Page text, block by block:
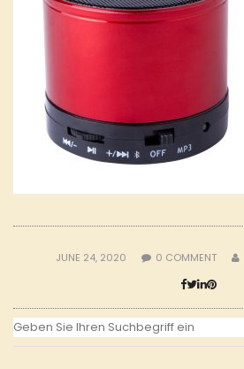
JUNE 24, 2020 0 COMMENT